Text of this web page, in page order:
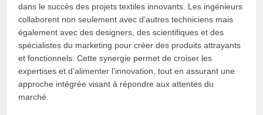
dans le succès des projets textiles innovants. Les ingénieurs
collaborent non seulement avec d’autres techniciens mais
également avec des designers, des scientifiques et des
spécialistes du marketing pour créer des produits attrayants
et fonctionnels. Cette synergie permet de croiser les
expertises et d’alimenter l’innovation, tout en assurant une
approche intégrée visant à répondre aux attentes du
marché.